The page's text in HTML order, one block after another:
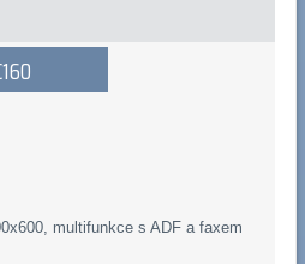
multifunkce s ADF a faxem